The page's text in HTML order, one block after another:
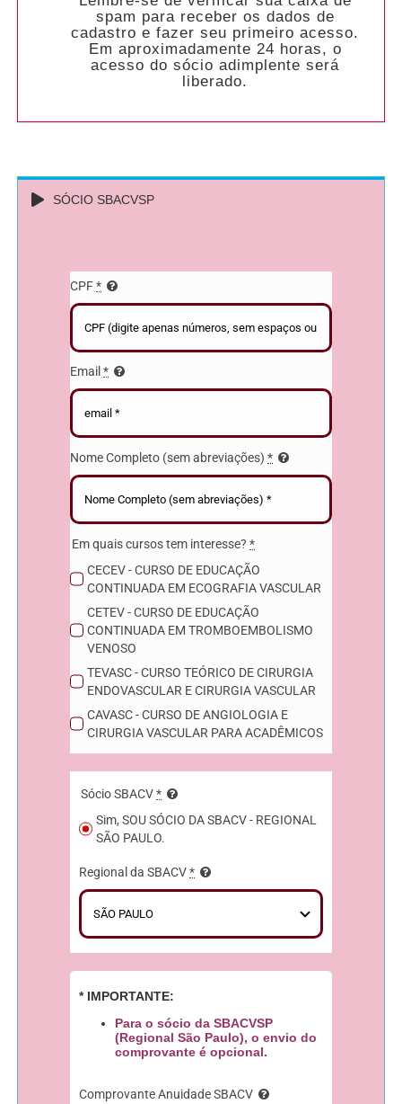
spam para receber os dados de
cadastro e fazer seu primeiro acesso.
Em aproximadamente 24 horas, o
acesso do sócio adimplente será
liberado.
SÓCIO SBACVSP
CPF*
Email*
Nome Completo (sem abreviações)*
Em quais cursos tem interesse?*
CECEV - CURSO DE EDUCAÇÃO
CONTINUADA EM ECOGRAFIA VASCULAR
CETEV - CURSO DE EDUCAÇÃO
CONTINUADA EM TROMBOEMBOLISMO
VENOSO
TEVASC - CURSO TEÓRICO DE CIRURGIA
ENDOVASCULAR E CIRURGIA VASCULAR
CAVASC - CURSO DE ANGIOLOGIA E
CIRURGIA VASCULAR PARA ACADÊMICOS
Sócio SBACV*
Sim, SOU SÓCIO DA SBACV - REGIONAL
SÃO PAULO.
Regional da SBACV*
* IMPORTANTE:
Para o sócio da SBACVSP
(Regional São Paulo), o envio do
comprovante é opcional.
Comprovante Anuidade SBACV